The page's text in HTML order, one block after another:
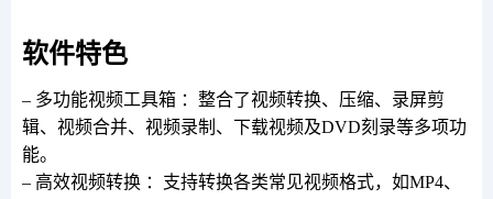
软件特色
– 多功能视频工具箱 ：整合了视频转换、压缩、录屏剪
辑、视频合并、视频录制、下载视频及DVD刻录等多项功
能。
– 高效视频转换 ：支持转换各类常见视频格式，如MP4、